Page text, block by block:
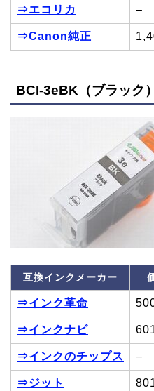
⇒エコリカ –
⇒Canon純正
BCI-3eBK（ブラック
互換インクメーカー
⇒インク革命
⇒インクナビ
⇒インクのチップス –
⇒ジット